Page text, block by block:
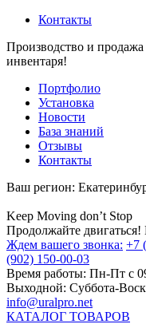
Контакты
Производство и
инвентаря!
Портфолио
Установка
Новости
База знаний
Отзывы
Контакты
Ваш регион:
Keep Moving don’t Stop
Продолжайте двигаться!
Ждем вашего звонка: +7
(902) 150-00-03
Время работы: Пн-Пт с
Выходной: Суббота-
info@uralpro.net
КАТАЛОГ ТОВАРОВ